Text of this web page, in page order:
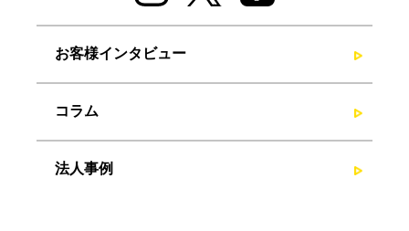
お客様インタビュー
コラム
法人事例